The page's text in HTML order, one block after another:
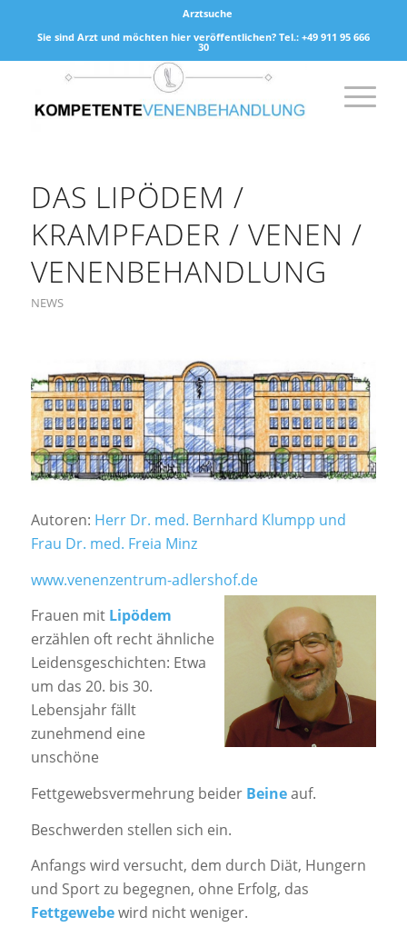
Arztsuche
Sie sind Arzt und möchten hier veröffentlichen? Tel.: +49 911 95 666
30
DAS LIPÖDEM /
KRAMPFADER / VENEN /
VENENBEHANDLUNG
NEWS
Autoren: Herr Dr. med. Bernhard Klumpp und
Frau Dr. med. Freia Minz
www.venenzentrum-adlershof.de
Frauen mit Lipödem
erzählen oft recht ähnliche
Leidensgeschichten: Etwa
um das 20. bis 30.
Lebensjahr fällt
zunehmend eine
unschöne
Fettgewebsvermehrung beider Beineauf.
Beschwerden stellen sich ein.
Anfangs wird versucht, dem durch Diät, Hungern
und Sport zu begegnen, ohne Erfolg, das
Fettgewebewird nicht weniger.